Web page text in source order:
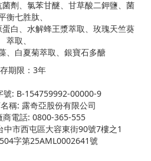
劑、氯苯甘醚、甘草酸二鉀鹽、菌
衡七胜肽、
白、水解蜂王漿萃取、玫瑰天竺葵
萃取、
、白夏菊萃取、銀寶石多醣
期限：3年
: B-154759992-00000-9
稱: 露奇亞股份有限公司
電話: 0800-365-555
市西屯區大容東街90號7樓之1
字第25AML0002641號